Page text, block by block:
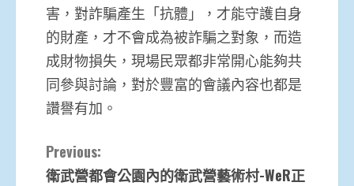
害，對詐騙產生「抗體」，才能守護自身
的財產，才不會成為被詐騙之對象，而造
成財物損失，現場民眾都非常開心能夠共
同參與討論，對於豐富的會議內容也都是
讚譽有加。
Continue
Previous:
衛武營都會公園內的衛武營藝術村-WeR正